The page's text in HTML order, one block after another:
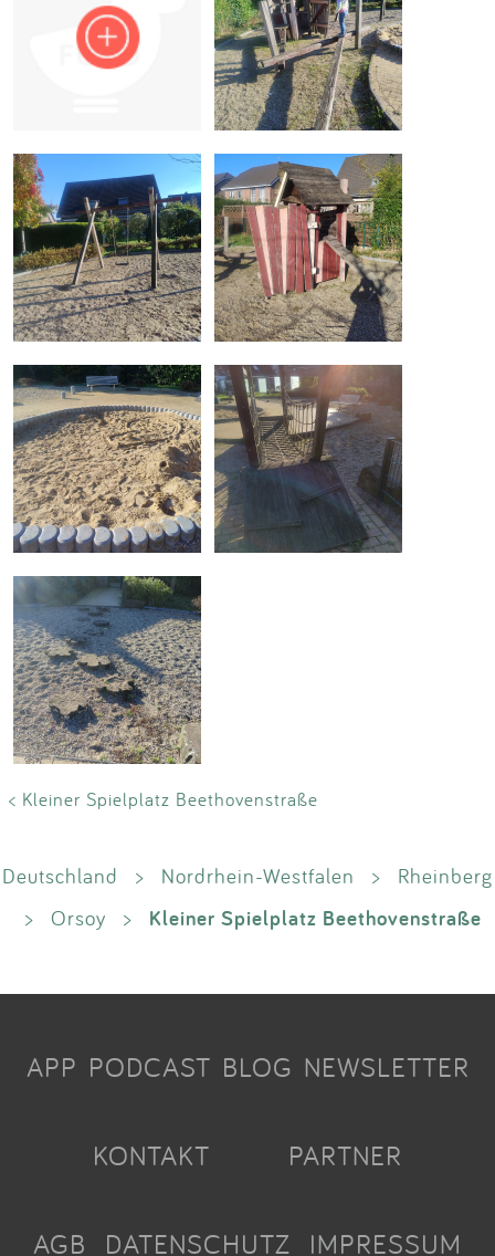
< Kleiner Spielplatz Beethovenstraße
Deutschland > Nordrhein-Westfalen >
Rheinberg
>
Orsoy > Kleiner Spielplatz Beethovenstraße
APP PODCAST BLOG NEWSLETTER
KONTAKT PARTNER
AGB DATENSCHUTZ IMPRESSUM